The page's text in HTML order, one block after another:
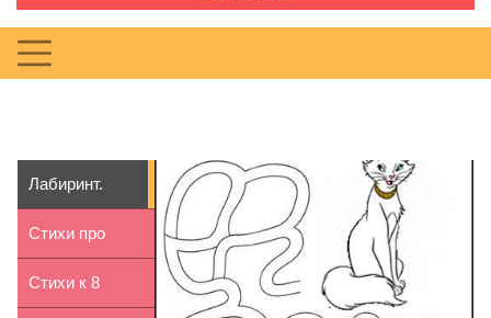
Лабиринт.
Герцогиня
спешит к ко...
Стихи про
первое
Стихи к 8